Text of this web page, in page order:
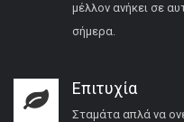
μέλλον ανήκει σε
σήμερα.
Επιτυχία
Σταμάτα απλά να